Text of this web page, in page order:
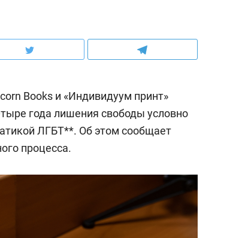
Books и «Индивидуум принт»
года лишения свободы условно
ЛГБТ**. Об этом сообщает
процесса.